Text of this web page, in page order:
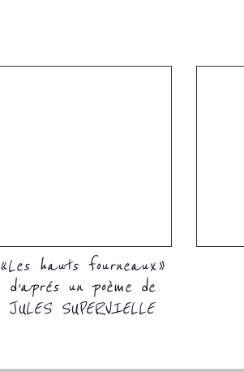
« Les hauts fourneaux »
d’aprés un poème de
JULES SUPERVIELLE